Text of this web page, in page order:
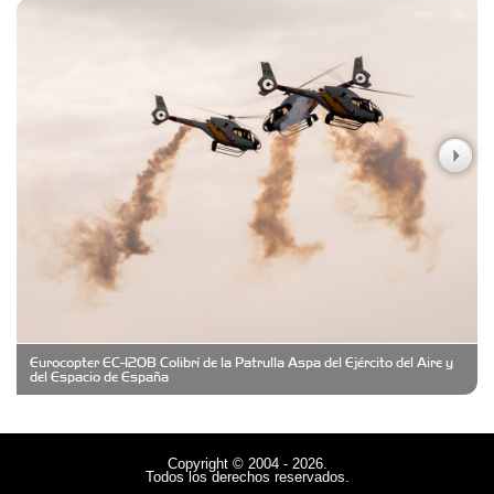
Carniceria y granja El Viejo Peña
Casa Berta
Clima Castelar
CONSERVAS YAMASIRO
Cubanico´s - Cubanitos Rellenos!
Eurocopter EC-120B Colibrí de la Patrulla Aspa del Ejército del Aire y
del Espacio de España
Copyright © 2004 - 2026.
Todos los derechos reservados.